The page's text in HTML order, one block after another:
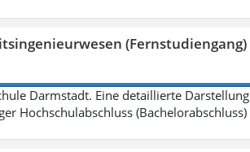
(Fernstudiengang)
Darmstadt. Eine detaillierte
Hochschulabschluss